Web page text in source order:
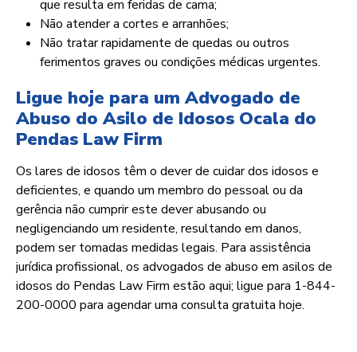
que resulta em feridas de cama;
Não atender a cortes e arranhões;
Não tratar rapidamente de quedas ou outros
ferimentos graves ou condições médicas urgentes.
Ligue hoje para um Advogado de
Abuso do Asilo de Idosos Ocala do
Pendas Law Firm
Os lares de idosos têm o dever de cuidar dos idosos e
deficientes, e quando um membro do pessoal ou da
gerência não cumprir este dever abusando ou
negligenciando um residente, resultando em danos,
podem ser tomadas medidas legais. Para assistência
jurídica profissional, os advogados de abuso em asilos de
idosos do Pendas Law Firm estão aqui; ligue para 1-844-
200-0000 para agendar uma consulta gratuita hoje.